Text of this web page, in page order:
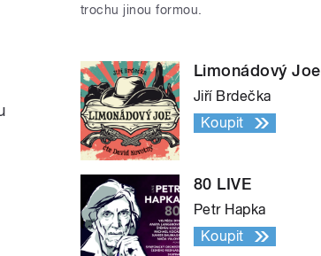
trochu jinou formou.
Limonádový Joe
Jiří Brdečka
Koupit
80 LIVE
Petr Hapka
Koupit